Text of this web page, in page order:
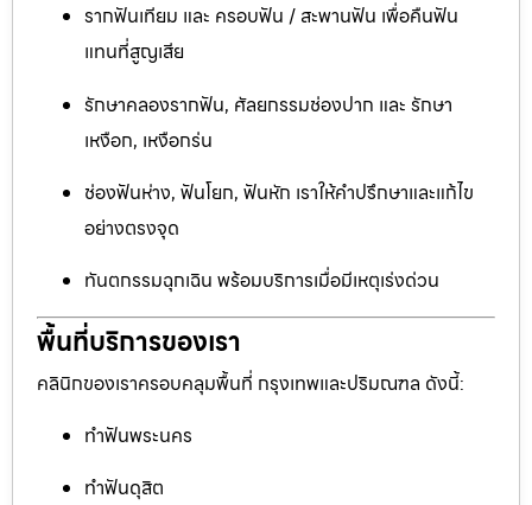
รากฟันเทียม และ ครอบฟัน / สะพานฟัน เพื่อคืนฟัน
แทนที่สูญเสีย
รักษาคลองรากฟัน, ศัลยกรรมช่องปาก และ รักษา
เหงือก, เหงือกร่น
ช่องฟันห่าง, ฟันโยก, ฟันหัก เราให้คำปรึกษาและแก้ไข
อย่างตรงจุด
ทันตกรรมฉุกเฉิน พร้อมบริการเมื่อมีเหตุเร่งด่วน
พื้นที่บริการของเรา
คลินิกของเราครอบคลุมพื้นที่ กรุงเทพและปริมณฑล ดังนี้:
ทำฟันพระนคร
ทำฟันดุสิต